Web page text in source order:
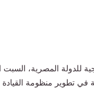
تطوير منظومة